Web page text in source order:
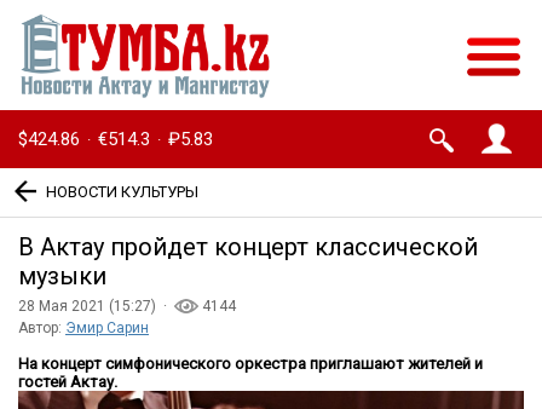
$424.86 · €514.3 · ₽5.83
НОВОСТИ КУЛЬТУРЫ
В Актау пройдет концерт классической
музыки
28 Мая 2021 (15:27) ·
4144
Автор: Эмир Сарин
На концерт симфонического оркестра приглашают жителей и
гостей Актау.